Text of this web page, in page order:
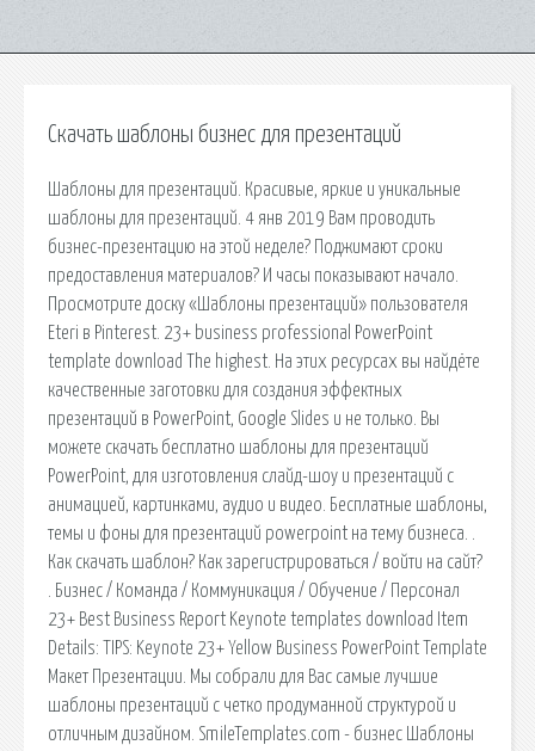
Скачать шаблоны бизнес для презентаций
Шаблоны для презентаций. Красивые, яркие и уникальные
шаблоны для презентаций. 4 янв 2019 Вам проводить
бизнес-презентацию на этой неделе? Поджимают сроки
предоставления материалов? И часы показывают начало.
Просмотрите доску «Шаблоны презентаций» пользователя
Eteri в Pinterest. 23+ business professional PowerPoint
template download The highest. На этих ресурсах вы найдёте
качественные заготовки для создания эффектных
презентаций в PowerPoint, Google Slides и не только. Вы
можете скачать бесплатно шаблоны для презентаций
PowerPoint, для изготовления слайд-шоу и презентаций с
анимацией, картинками, аудио и видео. Бесплатные шаблоны,
темы и фоны для презентаций powerpoint на тему бизнеса. .
Как скачать шаблон? Как зарегистрироваться / войти на сайт?
. Бизнес / Команда / Коммуникация / Обучение / Персонал
23+ Best Business Report Keynote templates download Item
Details: TIPS: Keynote 23+ Yellow Business PowerPoint Template
Макет Презентации. Мы собрали для Вас самые лучшие
шаблоны презентаций с четко продуманной структурой и
отличным дизайном. SmileTemplates.com - бизнес Шаблоны